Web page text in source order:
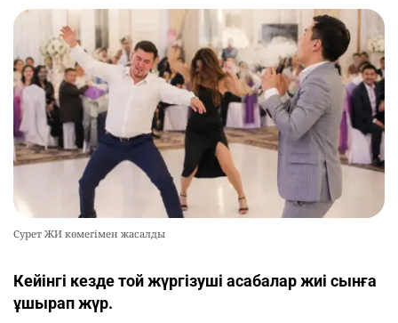
Сурет ЖИ көмегімен жасалды
Кейінгі кезде той жүргізуші асабалар жиі сынға
ұшырап жүр.